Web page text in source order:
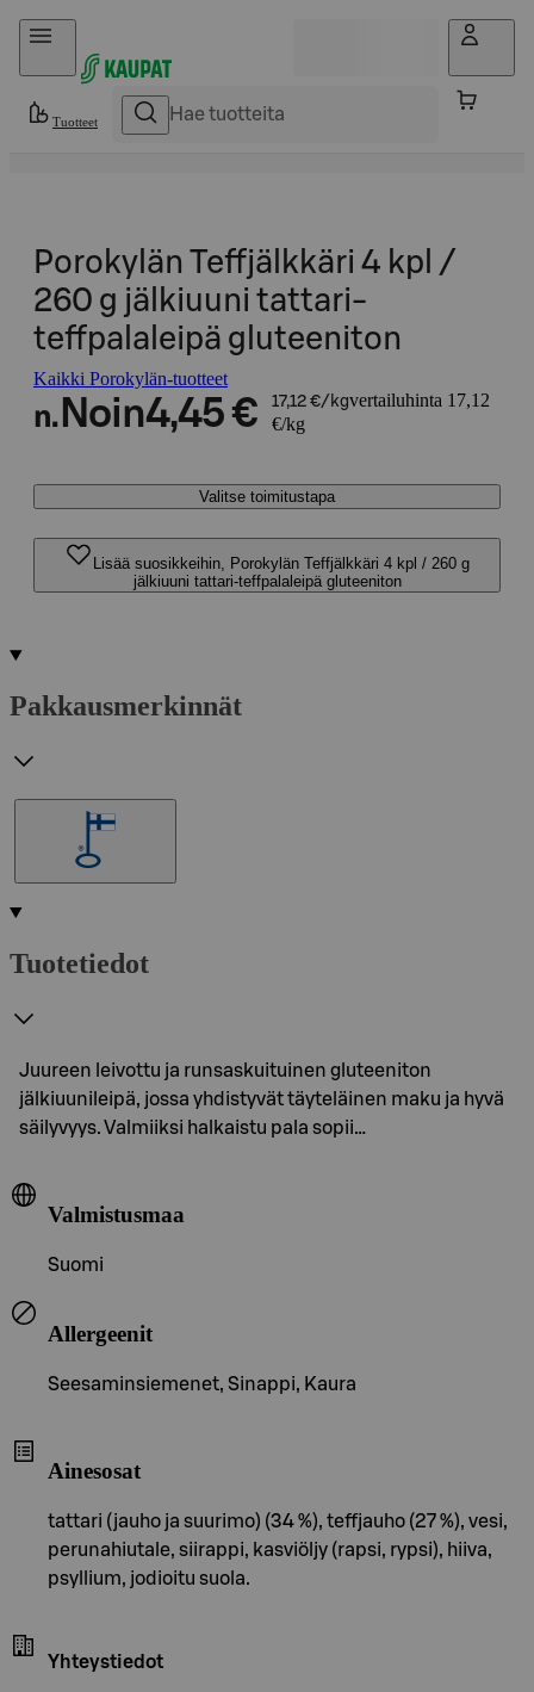
Hyppää sisältöön
Tuotteet
Porokylän Teffjälkkäri 4 kpl /
260 g jälkiuuni tattari-
teffpalaleipä gluteeniton
Kaikki Porokylän-tuotteet
n. Noin4,45 € 17,12 €/kgvertailuhinta 17,12
€/kg
Valitse toimitustapa
Lisää suosikkeihin, Porokylän Teffjälkkäri 4 kpl / 260 g
jälkiuuni tattari-teffpalaleipä gluteeniton
Pakkausmerkinnät
Tuotetiedot
Juureen leivottu ja runsaskuituinen gluteeniton
jälkiuunileipä, jossa yhdistyvät täyteläinen maku ja hyvä
säilyvyys. Valmiiksi halkaistu pala sopii…
Valmistusmaa
Suomi
Allergeenit
Seesaminsiemenet, Sinappi, Kaura
Ainesosat
tattari (jauho ja suurimo) (34 %), teffjauho (27 %), vesi,
perunahiutale, siirappi, kasviöljy (rapsi, rypsi), hiiva,
psyllium, jodioitu suola.
Yhteystiedot